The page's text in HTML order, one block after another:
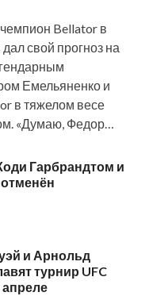
Bellator в
свой прогноз на
Емельяненко и
в тяжелом весе
«Думаю, Федор…
Гарбрандтом и
и Арнольд
турнир UFC
апреле